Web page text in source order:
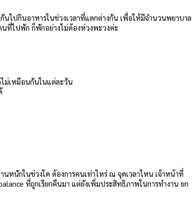
นไปกินอาหารในช่วงเวลาที่แตกต่างกัน เพื่อให้มีจำนวนพยาบาล
ที่ไปพัก ก็พักอย่างไม่ต้องห่วงพะวงค่ะ
ไม่เหมือนกันในแต่ละวัน
นหนักในช่วงใด ต้องการคนเท่าไหร่ ณ จุดเวลาไหน เจ้าหน้าที่
ที่ถูกเรียกคืนมา แต่ยังเพิ่มประสิทธิภาพในการทำงาน ยก